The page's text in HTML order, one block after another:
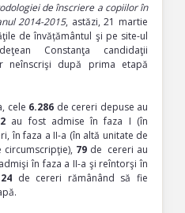
de înscriere a copiilor în
2014-2015, astăzi, 21 martie
de învățământul şi pe site-ul
Constanţa candidaţii
neînscrişi după prima etapă
cele 6.286 de cereri depuse au
au fost admise în faza I (în
în faza a II-a (în altă unitate de
79de cereri au
în faza a II-a şi reîntorşi în
de cereri rămânând să fie